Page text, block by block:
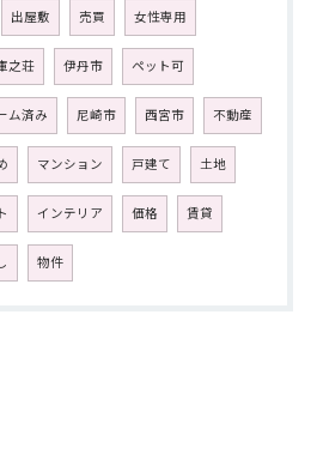
出屋敷 売買 女性専用
之荘 伊丹市 ペット可
ム済み 尼崎市 西宮市 不動産
マンション 戸建て 土地
インテリア 価格 賃貸
物件